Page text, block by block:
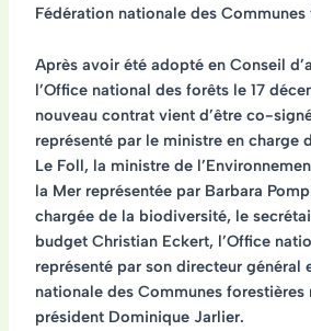
Fédération nationale des Communes
Après avoir été adopté en Conseil
l’Office national des forêts le 17
nouveau contrat vient d’être co-
représenté par le ministre en charge
Le Foll, la ministre de
la Mer représentée par Barbara
chargée de la biodiversité, le
budget Christian Eckert, l’Office
représenté par son directeur général
nationale des Communes forestières
président Dominique Jarlier.